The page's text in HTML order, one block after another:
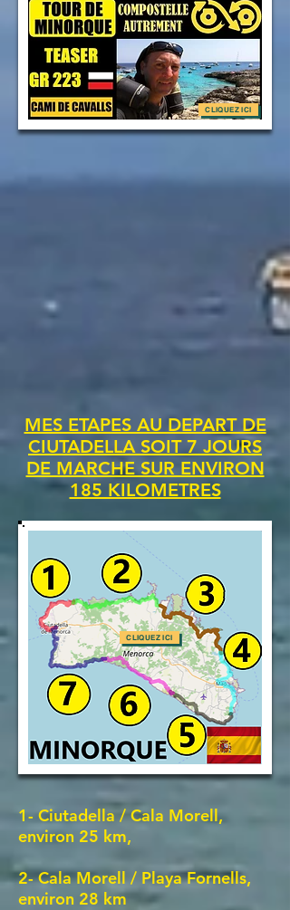
CLIQUEZ ICI
MES ETAPES AU DEPART DE
CIUTADELLA SOIT 7 JOURS
DE MARCHE SUR ENVIRON
185 KILOMETRES
CLIQUEZ ICI
1- Ciutadella / Cala Morell,
environ 25 km,
2- Cala Morell / Playa Fornells,
environ 28 km